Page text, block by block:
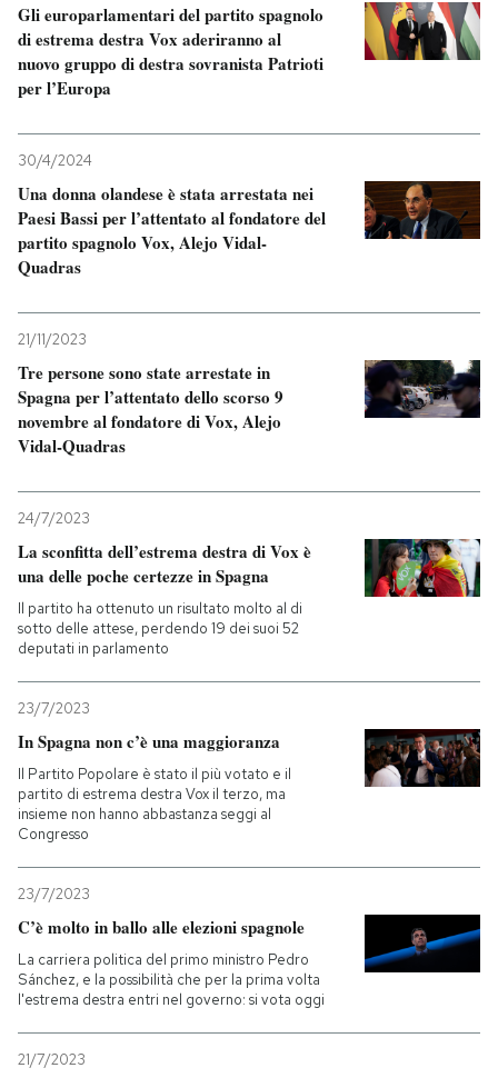
AREA PERSONALE
Entra
Gli europarlamentari del partito spagnolo
di estrema destra Vox aderiranno al
nuovo gruppo di destra sovranista Patrioti
per l’Europa
30/4/2024
Una donna olandese è stata arrestata nei
Paesi Bassi per l’attentato al fondatore del
partito spagnolo Vox, Alejo Vidal-
Quadras
21/11/2023
Tre persone sono state arrestate in
Spagna per l’attentato dello scorso 9
novembre al fondatore di Vox, Alejo
Vidal-Quadras
24/7/2023
La sconfitta dell’estrema destra di Vox è
una delle poche certezze in Spagna
Il partito ha ottenuto un risultato molto al di
sotto delle attese, perdendo 19 dei suoi 52
deputati in parlamento
23/7/2023
In Spagna non c’è una maggioranza
Il Partito Popolare è stato il più votato e il
partito di estrema destra Vox il terzo, ma
insieme non hanno abbastanza seggi al
Congresso
23/7/2023
C’è molto in ballo alle elezioni spagnole
La carriera politica del primo ministro Pedro
Sánchez, e la possibilità che per la prima volta
l'estrema destra entri nel governo: si vota oggi
21/7/2023